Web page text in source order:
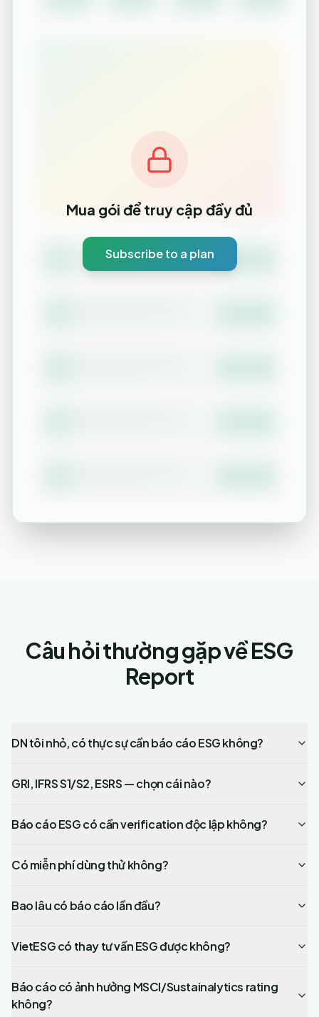
Mua gói để truy cập đầy đủ
Subscribe to a plan
Câu hỏi thường gặp về ESG
Report
DN tôi nhỏ, có thực sự cần báo cáo ESG không?
GRI, IFRS S1/S2, ESRS — chọn cái nào?
Báo cáo ESG có cần verification độc lập không?
Có miễn phí dùng thử không?
Bao lâu có báo cáo lần đầu?
VietESG có thay tư vấn ESG được không?
Báo cáo có ảnh hưởng MSCI/Sustainalytics rating
không?